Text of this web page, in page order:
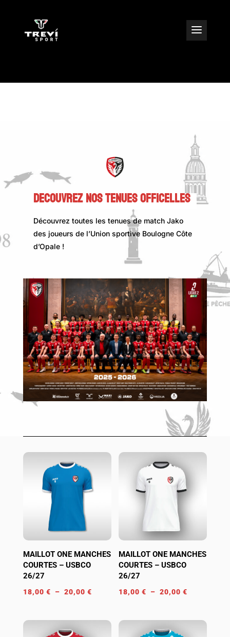
DECOUVREZ NOS TENUES OFFICELLES
Découvrez toutes les tenues de match Jako
des joueurs de l’Union sportive Boulogne Côte
d’Opale !
MAILLOT ONE MANCHES
COURTES – USBCO
26/27
18,00 € – 20,00 €Plage
prix :
MAILLOT ONE MANCHES
COURTES – USBCO
26/27
18,00€ – 20,00€
prix :